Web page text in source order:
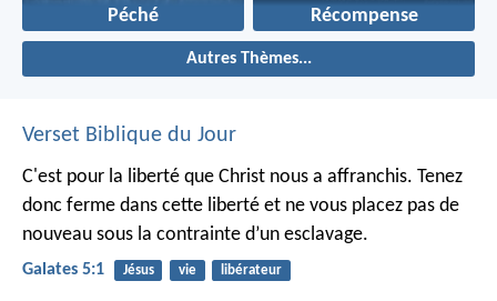
Péché Récompense
Autres Thèmes...
Verset Biblique du Jour
C'est pour la liberté que Christ nous a affranchis. Tenez
donc ferme dans cette liberté et ne vous placez pas de
nouveau sous la contrainte d’un esclavage.
Galates 5:1 Jésus vie libérateur